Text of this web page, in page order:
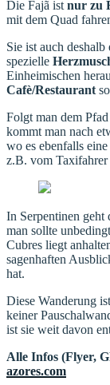
Die Fajã ist nur zu
mit dem Quad
Sie ist auch
spezielle
Einheimischen
Cafè/Restaurant
Folgt man dem
kommt man nach
wo es ebenfalls eine
z.B. vom
In Serpentinen geht
man sollte
Cubres liegt
sagenhaften
hat.
Diese Wanderung
keiner
ist sie weit davon
Alle Infos (Flyer,
azores.com